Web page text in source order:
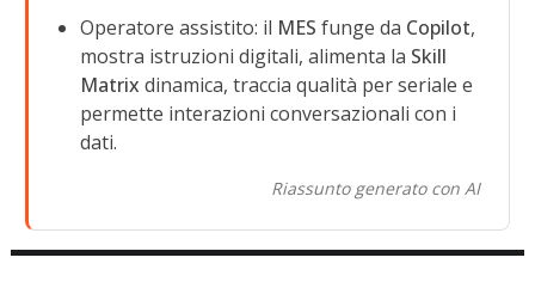
Operatore assistito: il MES funge da Copilot,
mostra istruzioni digitali, alimenta la Skill
Matrix dinamica, traccia qualità per seriale e
permette interazioni conversazionali con i
dati.
Riassunto generato con AI